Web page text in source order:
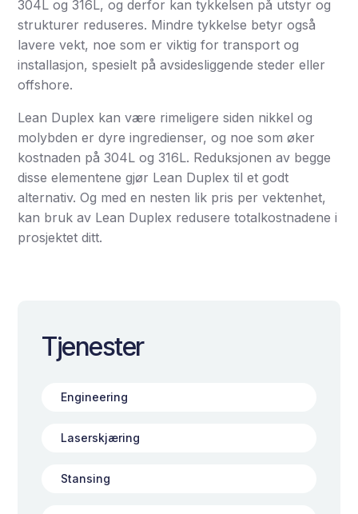
Tjenester
Engineering
Laserskjæring
Stansing
304L og 316L, og derfor kan tykkelsen på utstyr og
strukturer reduseres. Mindre tykkelse betyr også
lavere vekt, noe som er viktig for transport og
installasjon, spesielt på avsidesliggende steder eller
offshore.
Lean Duplex kan være rimeligere siden nikkel og
molybden er dyre ingredienser, og noe som øker
kostnaden på 304L og 316L. Reduksjonen av begge
disse elementene gjør Lean Duplex til et godt
alternativ. Og med en nesten lik pris per vektenhet,
kan bruk av Lean Duplex redusere totalkostnadene i
prosjektet ditt.